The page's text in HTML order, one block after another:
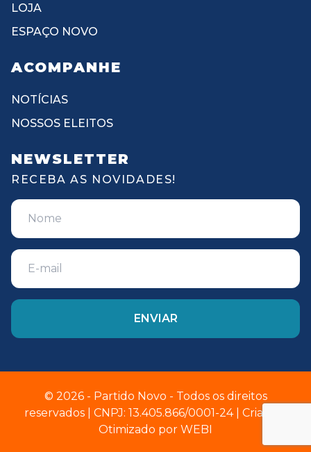
LOJA
ESPAÇO NOVO
ACOMPANHE
NOTÍCIAS
NOSSOS ELEITOS
NEWSLETTER
RECEBA AS NOVIDADES!
© 2026 - Partido Novo - Todos os direitos
reservados | CNPJ: 13.405.866/0001-24 | Criado e
Otimizado por WEBI